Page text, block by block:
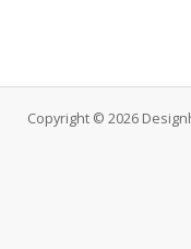
Copyright © 2026